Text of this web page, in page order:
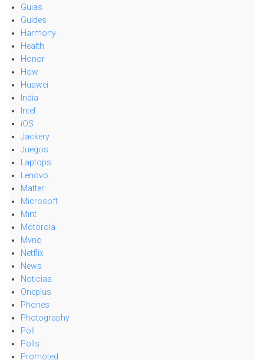
Guias
Guides
Harmony
Health
Honor
How
Huawei
India
Intel
iOS
Jackery
Juegos
Laptops
Lenovo
Matter
Microsoft
Mint
Motorola
Mvno
Netflix
News
Noticias
Oneplus
Phones
Photography
Poll
Polls
Promoted